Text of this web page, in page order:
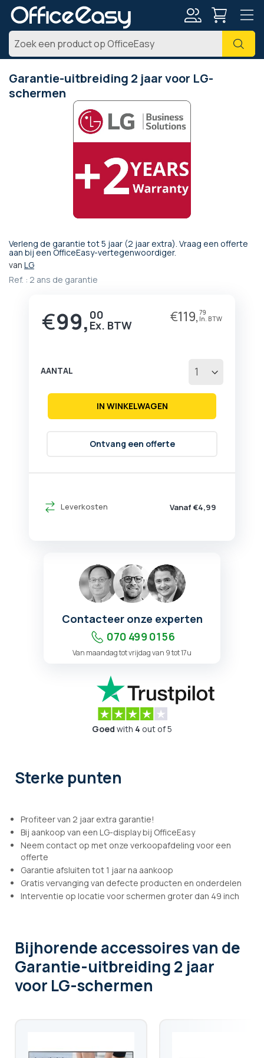
Zoek
Garantie-uitbreiding 2 jaar voor LG-
schermen
Verleng de garantie tot 5 jaar (2 jaar extra). Vraag een offerte
aan bij een OfficeEasy-vertegenwoordiger.
van LG
Ref. : 2 ans de garantie
€99, 00 €119, 79
Leverkosten Vanaf €4,99
AANTAL
IN WINKELWAGEN
Ontvang een offerte
Ga
naar
begin
afbeeldingen-
Contacteer onze experten
070 499 01 56
Van maandag tot vrijdag van 9 tot 17u
Goed with 4 out of 5
Sterke punten
Profiteer van 2 jaar extra garantie!
Bij aankoop van een LG-display bij OfficeEasy
Neem contact op met onze verkoopafdeling voor een
offerte
Garantie afsluiten tot 1 jaar na aankoop
Gratis vervanging van defecte producten en onderdelen
Interventie op locatie voor schermen groter dan 49 inch
Bijhorende accessoiresvan de
Garantie-uitbreiding 2 jaar
voor LG-schermen